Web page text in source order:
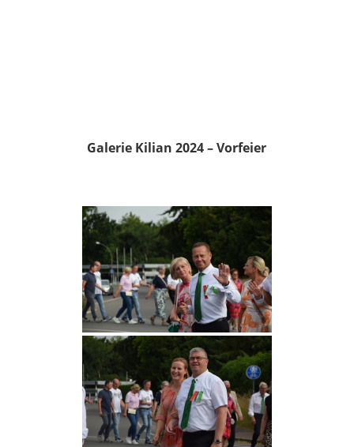
Galerie Kilian 2024 – Vorfeier